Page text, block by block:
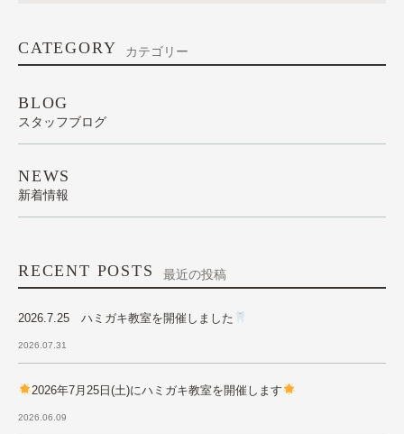
CATEGORY カテゴリー
BLOG
スタッフブログ
NEWS
新着情報
RECENT POSTS 最近の投稿
2026.7.25 ハミガキ教室を開催しました
2026.07.31
2026年7月25日(土)にハミガキ教室を開催します
2026.06.09